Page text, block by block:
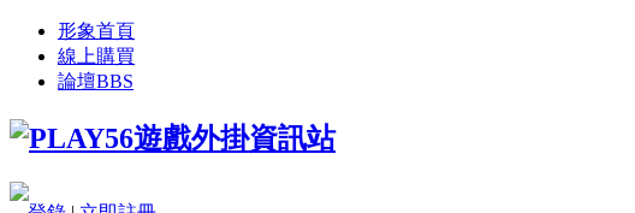
形象首頁
線上購買
論壇BBS